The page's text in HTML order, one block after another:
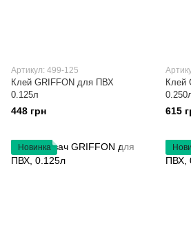
Артикул: 499-125
Клей GRIFFON для ПВХ
0.125л
448 грн
Клей
615
Новинка